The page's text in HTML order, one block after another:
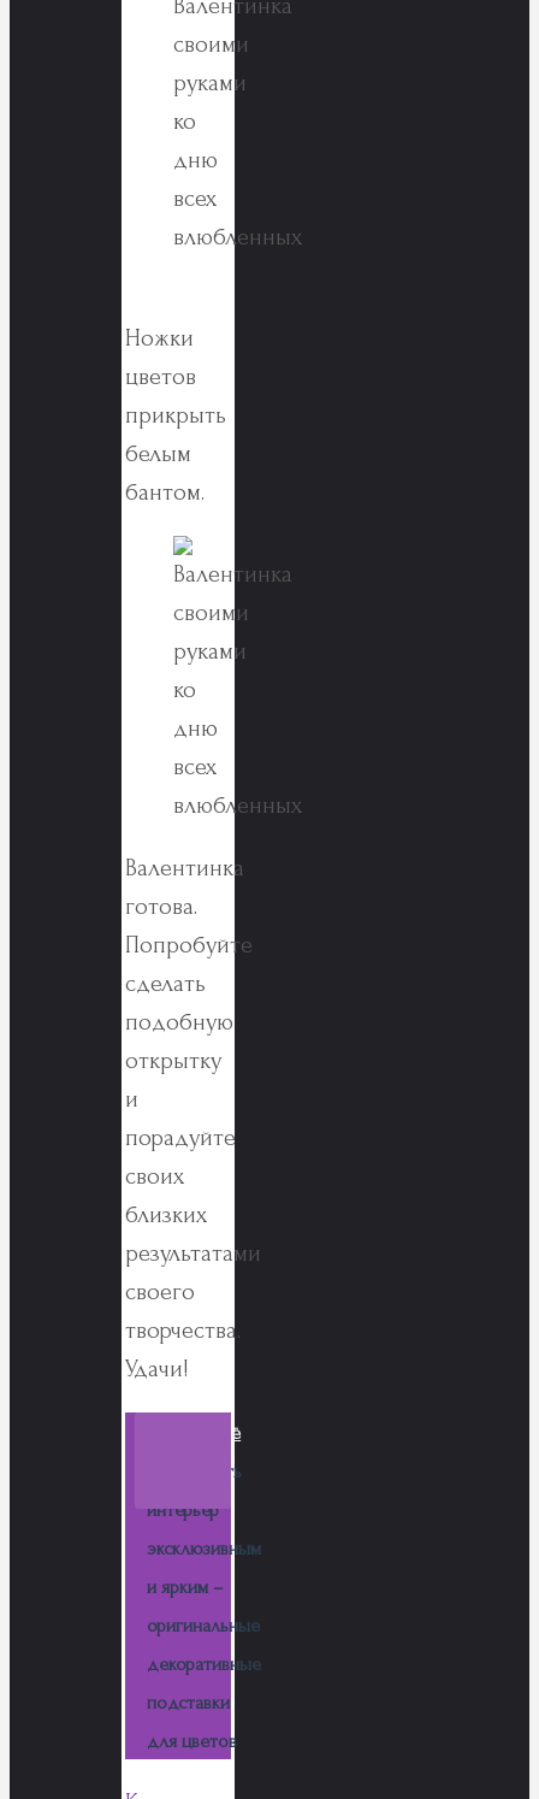
Ножки
цветов
прикрыть
белым
бантом.
Валентинка
готова.
Попробуйте
сделать
подобную
открытку
и
порадуйте
своих
близких
результатами
своего
творчества.
Удачи!
Читаем ещё
Как сделать
интерьер
эксклюзивным
и ярким –
оригинальные
декоративные
подставки
для цветов